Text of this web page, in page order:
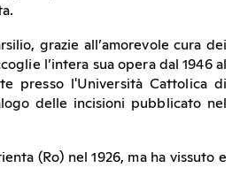
grazie all’amorevole cura dei
l’intera sua opera dal 1946 al
presso l'Università Cattolica di
delle incisioni pubblicato nel
(Ro) nel 1926, ma ha vissuto e